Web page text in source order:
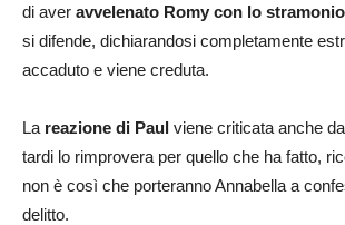
di aver avvelenato Romy con lo stramonio
si difende, dichiarandosi completamente
accaduto e viene creduta.
La reazione di Paul viene criticata anche
tardi lo rimprovera per quello che ha fatto,
non è così che porteranno Annabella a
delitto.